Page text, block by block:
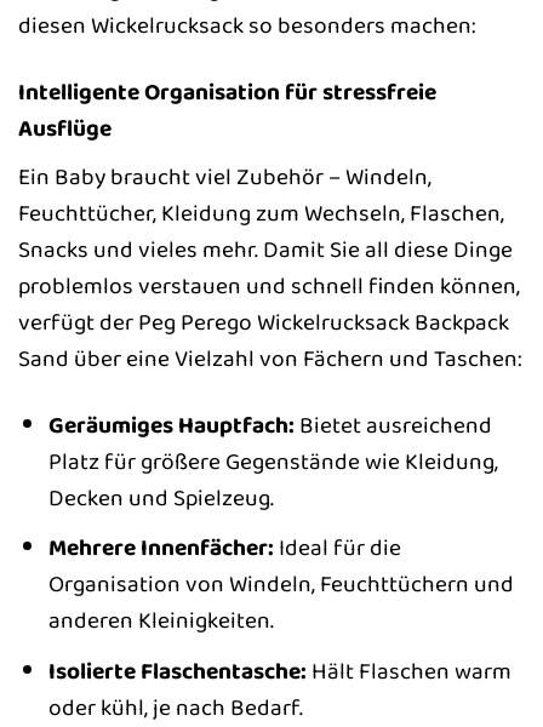
diesen Wickelrucksack so besonders machen:
Intelligente Organisation für stressfreie
Ausflüge
Ein Baby braucht viel Zubehör – Windeln,
Feuchttücher, Kleidung zum Wechseln, Flaschen,
Snacks und vieles mehr. Damit Sie all diese Dinge
problemlos verstauen und schnell finden können,
verfügt der Peg Perego Wickelrucksack Backpack
Sand über eine Vielzahl von Fächern und Taschen:
Geräumiges Hauptfach: Bietet ausreichend
Platz für größere Gegenstände wie Kleidung,
Decken und Spielzeug.
Mehrere Innenfächer: Ideal für die
Organisation von Windeln, Feuchttüchern und
anderen Kleinigkeiten.
Isolierte Flaschentasche: Hält Flaschen warm
oder kühl, je nach Bedarf.